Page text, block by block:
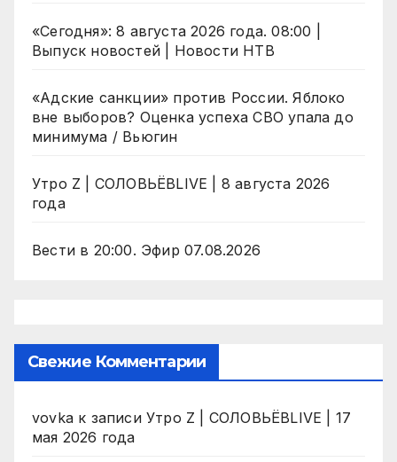
«Сегодня»: 8 августа 2026 года. 08:00 |
Выпуск новостей | Новости НТВ
«Адские санкции» против России. Яблоко
вне выборов? Оценка успеха СВО упала до
минимума / Вьюгин
Утро Z | СОЛОВЬЁВLIVE | 8 августа 2026
года
Вести в 20:00. Эфир 07.08.2026
Свежие Комментарии
vovka к записи Утро Z | СОЛОВЬЁВLIVE | 17
мая 2026 года